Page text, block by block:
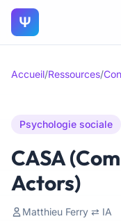
Ψ
Accueil/Ressources/
Psychologie sociale
CASA
Actors)
Matthieu Ferry ⇄ IA